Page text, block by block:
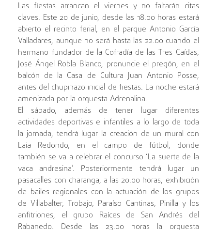
Las fiestas arrancan el viernes y no faltarán citas
claves. Este 20 de junio, desde las 18.00 horas estará
abierto el recinto ferial, en el parque Antonio García
Valladares, aunque no será hasta las 22.00 cuando el
hermano fundador de la Cofradía de las Tres Caídas,
José Ángel Robla Blanco, pronuncie el pregón, en el
balcón de la Casa de Cultura Juan Antonio Posse,
antes del chupinazo inicial de fiestas. La noche estará
amenizada por la orquesta Adrenalina.
El sábado, además de tener lugar diferentes
actividades deportivas e infantiles a lo largo de toda
la jornada, tendrá lugar la creación de un mural con
Laia Redondo, en el campo de fútbol, donde
también se va a celebrar el concurso ‘La suerte de la
vaca andresina’. Posteriormente tendrá lugar un
pasacalles con charanga, a las 20.00 horas, exhibición
de bailes regionales con la actuación de los grupos
de Villabalter, Trobajo, Paraíso Cantinas, Pinilla y los
anfitriones, el grupo Raíces de San Andrés del
Rabanedo. Desde las 23.00 horas la orquesta